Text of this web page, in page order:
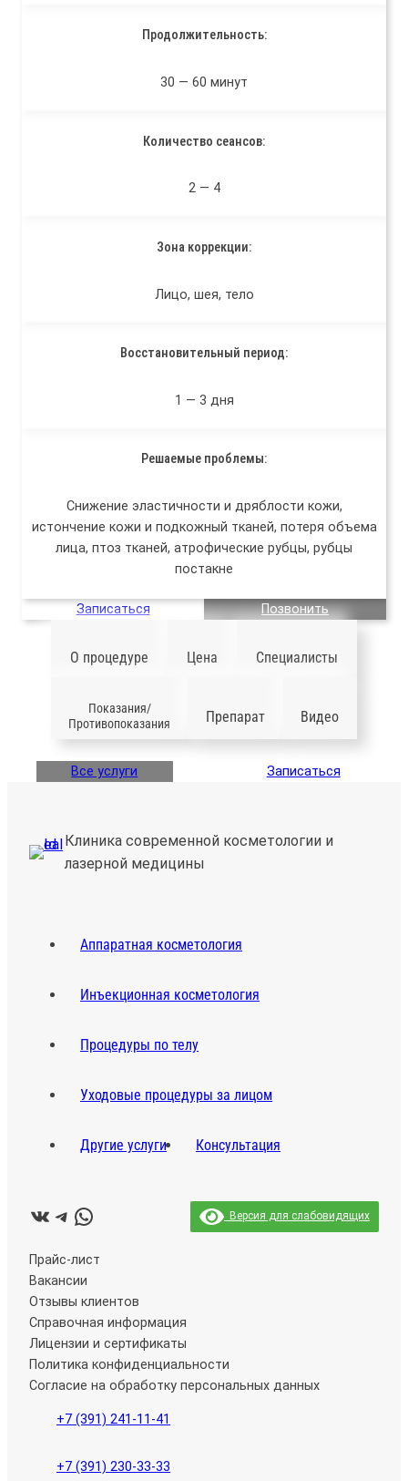
Продолжительность:
30 — 60 минут
Количество сеансов:
2 — 4
Зона коррекции:
Лицо, шея, тело
Восстановительный период:
1 — 3 дня
Решаемые проблемы:
Снижение эластичности и дряблости кожи,
истончение кожи и подкожный тканей, потеря объема
лица, птоз тканей, атрофические рубцы, рубцы
постакне
Записаться Позвонить
О процедуре Цена Специалисты
Показания/
Противопоказания
Препарат Видео
Все услуги Записаться
Клиника современной косметологии и
лазерной медицины
Аппаратная косметология
Инъекционная косметология
Процедуры по телу
Уходовые процедуры за лицом
Другие услуги Консультация
ВКонтакте Telegram WhatsApp Версия для слабовидящих
Прайс-лист
Вакансии
Отзывы клиентов
Справочная информация
Лицензии и сертификаты
Политика конфиденциальности
Согласие на обработку персональных данных
+7 (391) 241-11-41
+7 (391) 230-33-33